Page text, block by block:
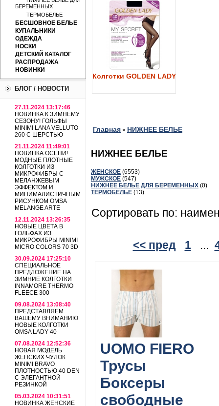
БЕРЕМЕННЫХ
ТЕРМОБЕЛЬЕ
БЕСШОВНОЕ БЕЛЬЕ
КУПАЛЬНИКИ
ОДЕЖДА
НОСКИ
ДЕТСКИЙ КАТАЛОГ
РАСПРОДАЖА
НОВИНКИ
БЛОГ / НОВОСТИ
27.11.2024 13:17:46
НОВИНКА К ЗИМНЕМУ
СЕЗОНУ! ГОЛЬФЫ
MINIMI LANA VELLUTO
260 С ШЕРСТЬЮ
21.11.2024 11:49:01
НОВИНКА ОСЕНИ!
МОДНЫЕ ПЛОТНЫЕ
КОЛГОТКИ ИЗ
МИКРОФИБРЫ С
МЕЛАНЖЕВЫМ
ЭФФЕКТОМ И
МИНИМАЛИСТИЧНЫМ
РИСУНКОМ OMSA
MELANGE ARTE
12.11.2024 13:26:35
НОВЫЕ ЦВЕТА В
ГОЛЬФАХ ИЗ
МИКРОФИБРЫ MINIMI
MICRO COLORS 70 3D
30.09.2024 17:25:10
СПЕЦИАЛЬНОЕ
ПРЕДЛОЖЕНИЕ НА
ЗИМНИЕ КОЛГОТКИ
INNAMORE THERMO
FLEECE 300
09.08.2024 13:08:40
ПРЕДСТАВЛЯЕМ
ВАШЕМУ ВНИМАНИЮ
НОВЫЕ КОЛГОТКИ
OMSA LADY 40
07.08.2024 12:52:36
НОВАЯ МОДЕЛЬ
ЖЕНСКИХ ЧУЛОК
MINIMI BRAVO
ПЛОТНОСТЬЮ 40 DEN
С ЭЛЕГАНТНОЙ
РЕЗИНКОЙ
05.03.2024 10:31:51
НОВИНКА ЖЕНСКИЕ
Колготки GOLDEN LADY My Secret
Главная » НИЖНЕЕ БЕЛЬЕ
НИЖНЕЕ БЕЛЬЕ
ЖЕНСКОЕ (6553)
МУЖСКОЕ (547)
НИЖНЕЕ БЕЛЬЕ ДЛЯ БЕРЕМЕННЫХ (0)
ТЕРМОБЕЛЬЕ (13)
Сортировать по:
<< пред 1...
UOMO FIERO
Трусы
Боксеры
свободные